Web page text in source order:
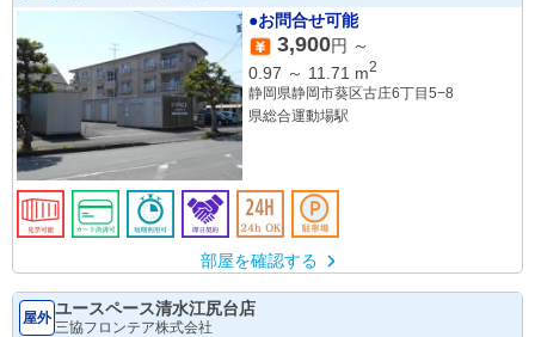
●お問合せ可能
3,900円 ～
0.97 ～ 11.71 m2
静岡県静岡市葵区古庄6丁目5−8
県総合運動場駅
部屋を確認する
屋外 ユースペース清水江尻台店
三協フロンテア株式会社